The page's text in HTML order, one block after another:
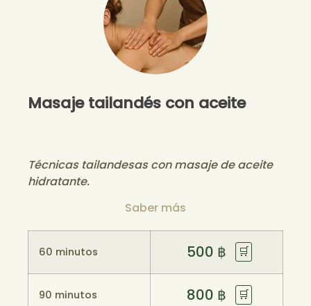
Masaje tailandés con aceite
Técnicas tailandesas con masaje de aceite
hidratante.
Saber más
60 minutos 500 ฿ 🛒
90 minutos 800 ฿ 🛒